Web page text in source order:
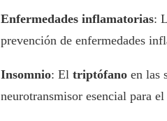
Enfermedades inflamatorias:
prevención de enfermedades
Insomnio: El triptófano en las
neurotransmisor esencial para el